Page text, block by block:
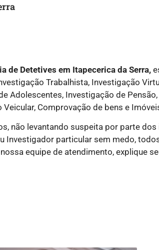
de Detetives em Itapecerica da Serra,
Trabalhista, Investigação
Adolescentes, Investigação de
Veicular, Comprovação de bens e
não levantando suspeita por parte
Investigador particular sem medo,
equipe de atendimento, explique